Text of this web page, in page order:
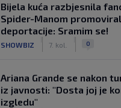
Bijela kuća razbjesnila
Spider-Manom
deportacije: Sramim se!
SHOWBIZ 7. kol. 0
Ariana Grande se nakon
iz javnosti: "Dosta joj je
izgledu"